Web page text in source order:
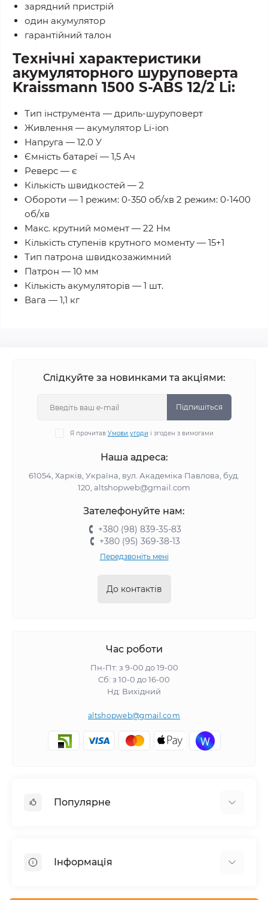
зарядний пристрій
один акумулятор
гарантійний талон
Технічні характеристики
акумуляторного шуруповерта
Kraissmann 1500 S-ABS 12/2 Li:
Тип інструмента — дриль-шуруповерт
Живлення — акумулятор Li-ion
Напруга — 12.0 У
Ємність батареї — 1,5 Ач
Реверс — є
Кількість швидкостей — 2
Обороти — 1 режим: 0-350 об/хв 2 режим: 0-1400
об/хв
Макс. крутний момент — 22 Нм
Кількість ступенів крутного моменту — 15+1
Тип патрона швидкозажимний
Патрон — 10 мм
Кількість акумуляторів — 1 шт.
Вага — 1,1 кг
Слідкуйте за новинками та акціями:
Підпишіться
Я прочитав Умови угоди і згоден з вимогами
Наша адреса:
61054, Харків, Україна, вул. Академіка Павлова, буд.
120, altshopweb@gmail.com
Зателефонуйте нам:
+380 (98) 839-35-83
+380 (95) 369-38-13
Передзвоніть мені
До контактів
Час роботи
Пн-Пт: з 9-00 до 19-00
Сб: з 10-0 до 16-00
Нд: Вихідний
altshopweb@gmail.com
Популярне
Відпочинок, туризм
Інформація